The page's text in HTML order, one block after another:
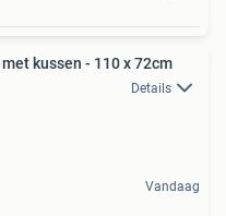
Hondenbed met kussen - 110 x 72cm
Details
Vandaag